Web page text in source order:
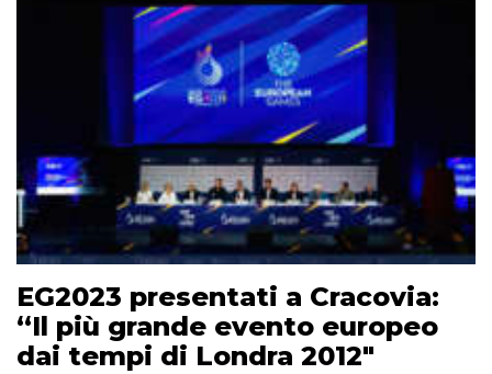
EG2023 presentati a Cracovia:
“Il più grande evento europeo
dai tempi di Londra 2012″